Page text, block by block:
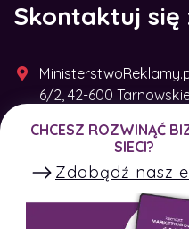
Skontaktuj się
6/2, 42-600
+48 791 493 287
CHCESZ ROZWINĄĆ
SIECI?
Zdobądź nasz